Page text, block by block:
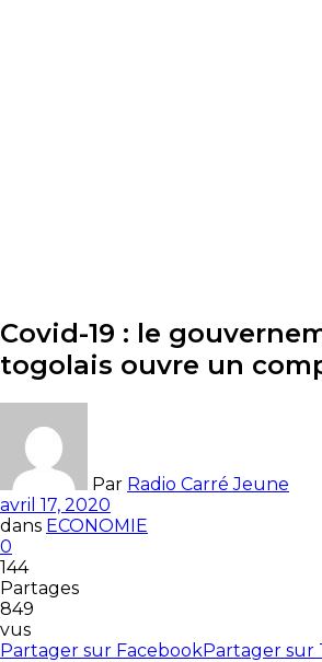
Covid-19 : le
togolais ouvre un
Par Radio Carré Jeune
avril 17, 2020
dans ECONOMIE
0
144
Partages
849
vus
Partager sur FacebookPartager sur